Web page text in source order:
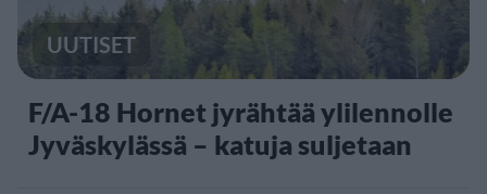
UUTISET
F/A-18 Hornet jyrähtää ylilennolle
Jyväskylässä – katuja suljetaan